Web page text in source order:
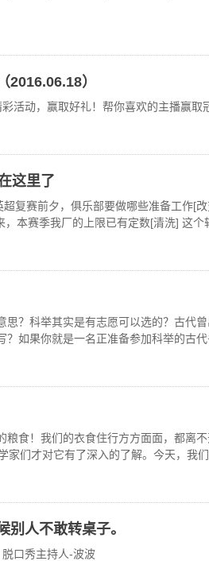
）
活动，赢取好礼！帮你喜欢的主播赢取
这里了
复赛前夕，俱乐部要做哪些准备工作[
本赛季我厂的上限已有定数[清洗] 这个
？科举其实是有志愿可以选的？古代曾
如果你就是一名正准备参加科举的古代
试的作弊者会
食！我们的衣食住行方方面面，都离
们才对它有了深入的了解。今天，我们
人不敢转桌子。
口秀主持人-波波